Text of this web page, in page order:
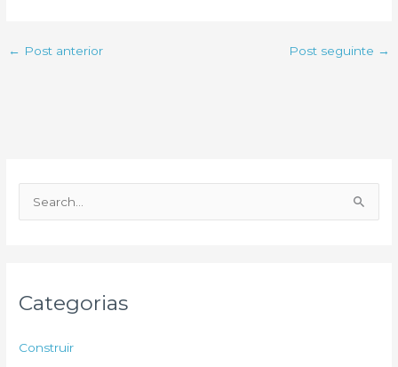
← Post anterior Post seguinte →
e
Categorias
Construir